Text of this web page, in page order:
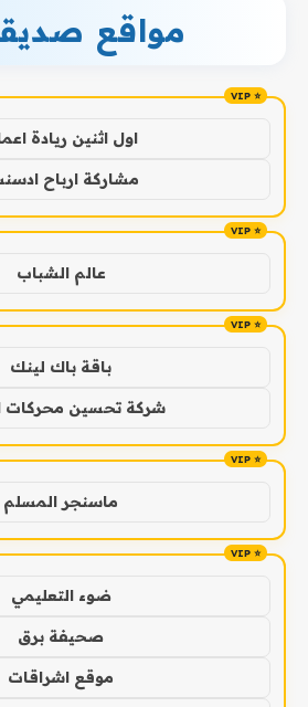
مواقع
اول اثنين ريادة
مشاركة ارباح
عالم الشباب
باقة باك لينك
شركة تحسين محركات
ماسنجر المسلم
ضوء التعليمي
صحيفة برق
موقع اشراقات